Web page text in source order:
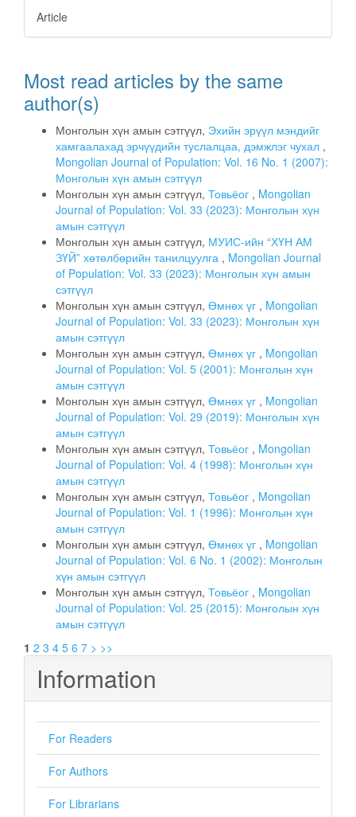
Article
Most read articles by the same
author(s)
Монголын хүн амын сэтгүүл, Эхийн эрүүл мэндийг
хамгаалахад эрчүүдийн туслалцаа, дэмжлэг чухал ,
Mongolian Journal of Population: Vol. 16 No. 1 (2007):
Монголын хүн амын сэтгүүл
Монголын хүн амын сэтгүүл, Товьёог , Mongolian
Journal of Population: Vol. 33 (2023): Монголын хүн
амын сэтгүүл
Монголын хүн амын сэтгүүл, МУИС-ийн “ХҮН АМ
ЗҮЙ” хөтөлбөрийн танилцуулга , Mongolian Journal
of Population: Vol. 33 (2023): Монголын хүн амын
сэтгүүл
Монголын хүн амын сэтгүүл, Өмнөх үг , Mongolian
Journal of Population: Vol. 33 (2023): Монголын хүн
амын сэтгүүл
Монголын хүн амын сэтгүүл, Өмнөх үг , Mongolian
Journal of Population: Vol. 5 (2001): Монголын хүн
амын сэтгүүл
Монголын хүн амын сэтгүүл, Өмнөх үг , Mongolian
Journal of Population: Vol. 29 (2019): Монголын хүн
амын сэтгүүл
Монголын хүн амын сэтгүүл, Товьёог , Mongolian
Journal of Population: Vol. 4 (1998): Монголын хүн
амын сэтгүүл
Монголын хүн амын сэтгүүл, Товьёог , Mongolian
Journal of Population: Vol. 1 (1996): Монголын хүн
амын сэтгүүл
Монголын хүн амын сэтгүүл, Өмнөх үг , Mongolian
Journal of Population: Vol. 6 No. 1 (2002): Монголын
хүн амын сэтгүүл
Монголын хүн амын сэтгүүл, Товьёог , Mongolian
Journal of Population: Vol. 25 (2015): Монголын хүн
амын сэтгүүл
1 2 3 4 5 6 7 > >>
Information
For Readers
For Authors
For Librarians